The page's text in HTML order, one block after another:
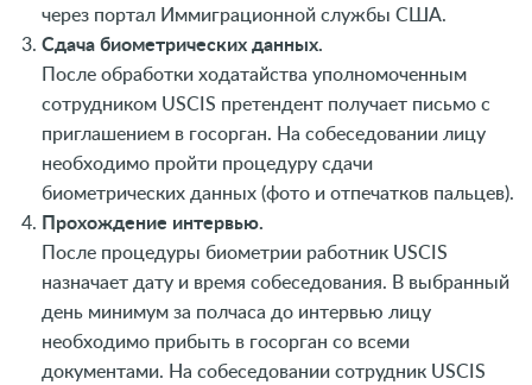
через портал Иммиграционной службы США.
Сдача биометрических данных.
После обработки ходатайства уполномоченным
сотрудником USCIS претендент получает письмо с
приглашением в госорган. На собеседовании лицу
необходимо пройти процедуру сдачи
биометрических данных (фото и отпечатков пальцев).
Прохождение интервью.
После процедуры биометрии работник USCIS
назначает дату и время собеседования. В выбранный
день минимум за полчаса до интервью лицу
необходимо прибыть в госорган со всеми
документами. На собеседовании сотрудник USCIS